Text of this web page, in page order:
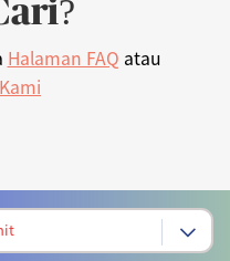
Halaman FAQ atau